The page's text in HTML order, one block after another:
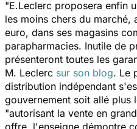
"E.Leclerc proposera enfin
les moins chers du marché,
euro, dans ses magasins
parapharmacies. Inutile de
présenteront toutes les
M. Leclerc sur son blog. Le
distribution indépendant
gouvernement soit allé plus
"autorisant la vente en
offre, l'enseigne démontre